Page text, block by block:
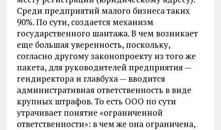
Среди предприятий малого бизнеса таких
90%. По сути, создается механизм
государственного шантажа. В чем возникает
еще большая уверенность, поскольку,
согласно другому законопроекту из того же
пакета, для руководителей предприятия —
гендиректора и главбуха — вводится
административная ответственность в виде
крупных штрафов. То есть ООО по сути
утрачивает понятие «ограниченной
ответственности»: в чем же она ограничена,